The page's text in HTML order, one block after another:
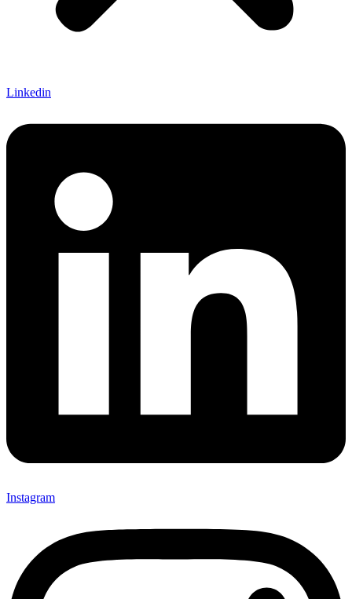
Linkedin
Instagram